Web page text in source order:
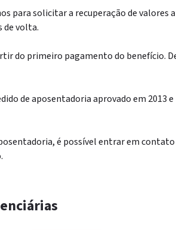
para solicitar a recuperação de valores
de volta.
do primeiro pagamento do benefício.
de aposentadoria aprovado em 2013
é possível entrar em